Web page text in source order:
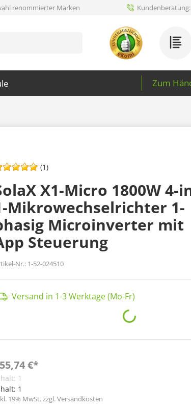
renommierter Marken Kundenberatung:
Zum
X1-Micro 1800W 4-
Mikrowechselrichter 1-
Microinverter mit
Steuerung
Nr.: 1-52-024510
(1)
Versand in 1-3 Werktage (Mo-Fr)
Loading...
€*
1
1
19% MwSt. zzgl. Versandkosten